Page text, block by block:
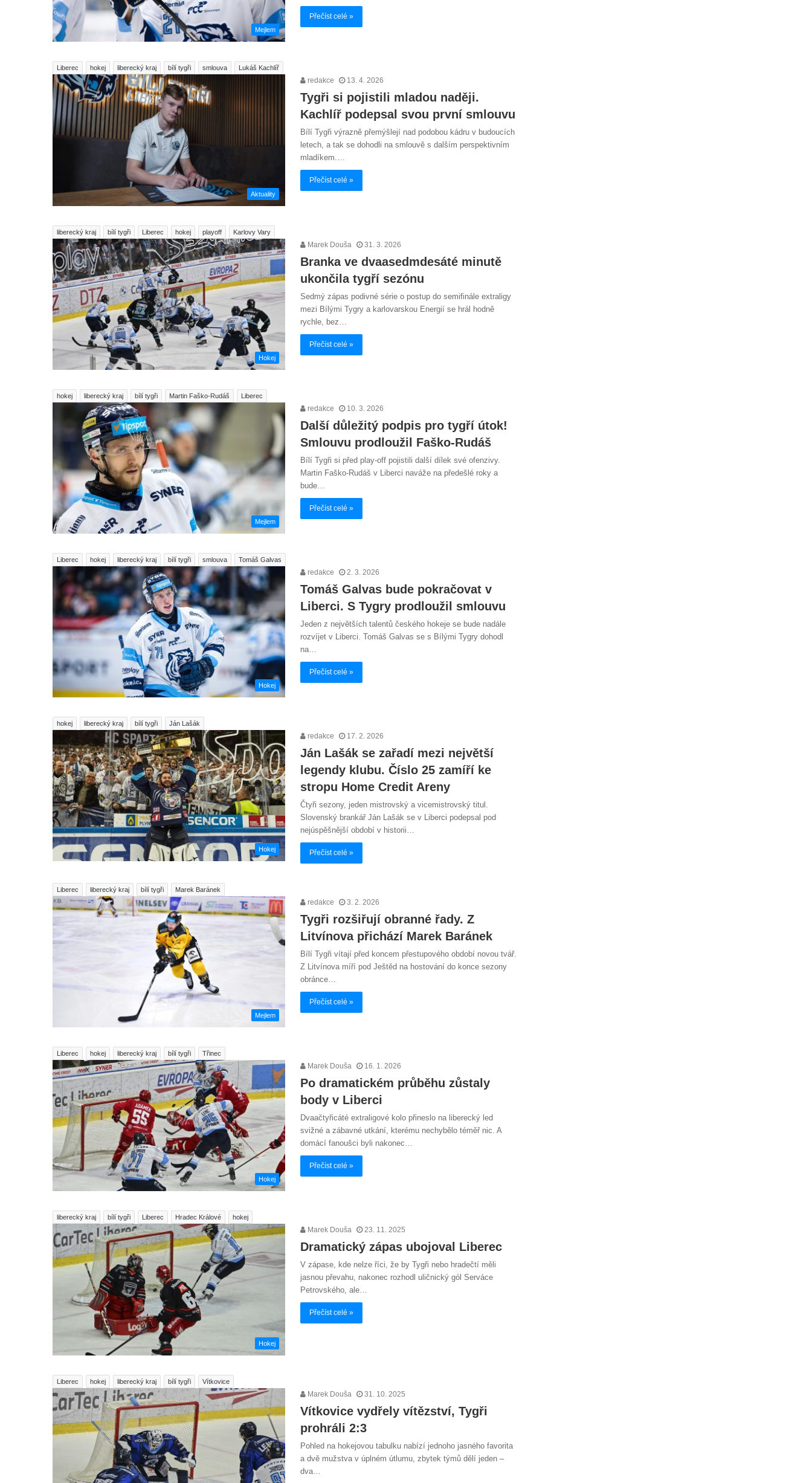
Mejlem
Přečíst celé »
Liberec hokej liberecký kraj bílí tygři smlouva Lukáš Kachlíř
Aktuality
redakce 13. 4. 2026
Tygři si pojistili mladou naději.
Kachlíř podepsal svou první smlouvu
Bílí Tygři výrazně přemýšlejí nad podobou kádru v budoucích
letech, a tak se dohodli na smlouvě s dalším perspektivním
mladíkem.…
Přečíst celé »
liberecký kraj bílí tygři Liberec hokej playoff Karlovy Vary
Hokej
Marek Douša 31. 3. 2026
Branka ve dvaasedmdesáté minutě
ukončila tygří sezónu
Sedmý zápas podivné série o postup do semifinále extraligy
mezi Bílými Tygry a karlovarskou Energií se hrál hodně
rychle, bez…
Přečíst celé »
hokej liberecký kraj bílí tygři Martin Faško-Rudáš Liberec
Mejlem
redakce 10. 3. 2026
Další důležitý podpis pro tygří útok!
Smlouvu prodloužil Faško-Rudáš
Bílí Tygři si před play-off pojistili další dílek své ofenzivy.
Martin Faško-Rudáš v Liberci naváže na předešlé roky a
bude…
Přečíst celé »
Liberec hokej liberecký kraj bílí tygři smlouva Tomáš Galvas
Hokej
redakce 2. 3. 2026
Tomáš Galvas bude pokračovat v
Liberci. S Tygry prodloužil smlouvu
Jeden z největších talentů českého hokeje se bude nadále
rozvíjet v Liberci. Tomáš Galvas se s Bílými Tygry dohodl
na…
Přečíst celé »
hokej liberecký kraj bílí tygři Ján Lašák
Hokej
redakce 17. 2. 2026
Ján Lašák se zařadí mezi největší
legendy klubu. Číslo 25 zamíří ke
stropu Home Credit Areny
Čtyři sezony, jeden mistrovský a vicemistrovský titul.
Slovenský brankář Ján Lašák se v Liberci podepsal pod
nejúspěšnější období v historii…
Přečíst celé »
Liberec liberecký kraj bílí tygři Marek Baránek
Mejlem
redakce 3. 2. 2026
Tygři rozšiřují obranné řady. Z
Litvínova přichází Marek Baránek
Bílí Tygři vítají před koncem přestupového období novou tvář.
Z Litvínova míří pod Ještěd na hostování do konce sezony
obránce…
Přečíst celé »
Liberec hokej liberecký kraj bílí tygři Třinec
Hokej
Marek Douša 16. 1. 2026
Po dramatickém průběhu zůstaly
body v Liberci
Dvaačtyřicáté extraligové kolo přineslo na liberecký led
svižné a zábavné utkání, kterému nechybělo téměř nic. A
domácí fanoušci byli nakonec…
Přečíst celé »
liberecký kraj bílí tygři Liberec Hradec Králové hokej
Hokej
Marek Douša 23. 11. 2025
Dramatický zápas ubojoval Liberec
V zápase, kde nelze říci, že by Tygři nebo hradečtí měli
jasnou převahu, nakonec rozhodl uličnický gól Serváce
Petrovského, ale…
Přečíst celé »
Liberec hokej liberecký kraj bílí tygři Vítkovice
Marek Douša 31. 10. 2025
Vítkovice vydřely vítězství, Tygři
prohráli 2:3
Pohled na hokejovou tabulku nabízí jednoho jasného favorita
a dvě mužstva v úplném útlumu, zbytek týmů dělí jeden –
dva…